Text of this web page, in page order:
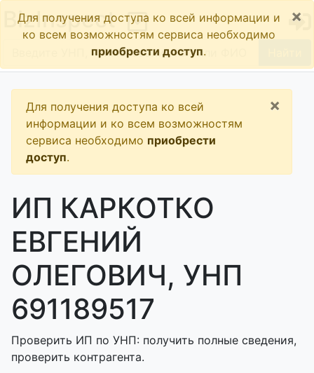
BizInspect
Для получения доступа ко всей информации и
ко всем возможностям сервиса необходимо
приобрести доступ.
×
Для получения доступа ко всей
информации и ко всем возможностям
сервиса необходимо приобрести
доступ.
×
ИП КАРКОТКО
ЕВГЕНИЙ
ОЛЕГОВИЧ, УНП
691189517
Проверить ИП по УНП: получить полные сведения,
проверить контрагента.